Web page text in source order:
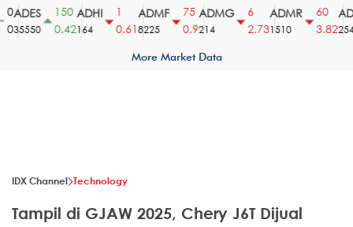
ADES
35550
150
0.42
ADHI
164
0.61
ADMF
8225
75
0.9
ADMG
214
2.73
ADMR
1510
60
3.822540
More Market Data
IDX Channel Technology
Tampil di GJAW 2025, Chery J6T Dijual